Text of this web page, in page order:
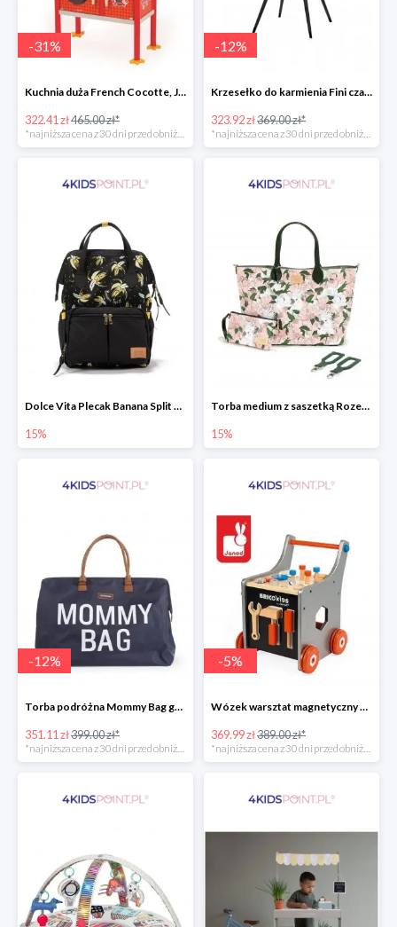
-31%
Kuchnia duża French Cocotte, Janod
322.41 zł465.00 zł*
-12%
Krzesełko do karmienia Fini czarne 2w1 Kinderkraft
323.92 zł369.00 zł*
Dolce Vita Plecak Banana Split Black La Millou
15%
Torba medium z saszetką Rozenek Lady Peony Premium Zip La Millou
15%
-12%
Torba podróżna Mommy Bag grant Childhome
351.11 zł399.00 zł*
*najniższa cena z 30 dni przed obniżką
-5%
Wózek warsztat magnetyczny z narzędziami Brico ‘Kids kolekcja 2018, Janod
369.99 zł389.00 zł*
*najniższa cena z 30 dni przed obniżką